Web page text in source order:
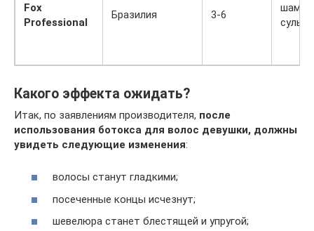
Fox
Professional
Бразилия 3-6
Какого эффекта ожидать?
Итак, по заявлениям производителя, после
использования ботокса для волос девушки, должны
увидеть следующие изменения:
волосы станут гладкими;
посеченные концы исчезнут;
шевелюра станет блестящей и упругой;